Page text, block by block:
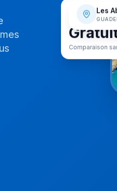
SERVICE
Comparaison
Les